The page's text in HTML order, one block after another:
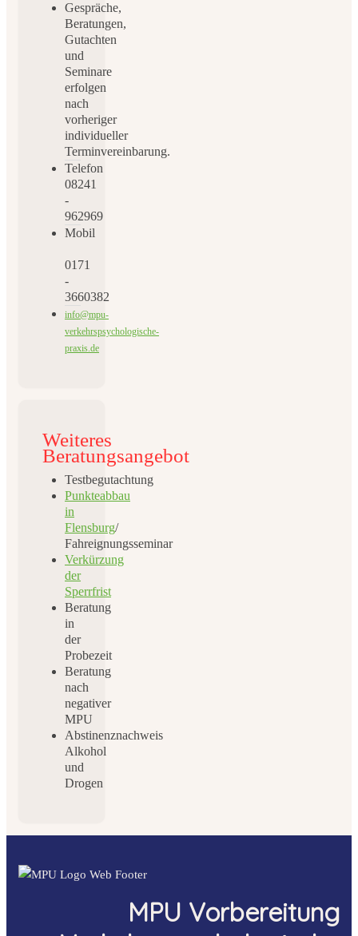
Gespräche,
Beratungen,
Gutachten
und
Seminare
erfolgen
nach
vorheriger
individueller
Terminvereinbarung.
Telefon
08241
-
962969
Mobil
0171
-
3660382
info@mpu-
verkehrspsychologische-
praxis.de
Weiteres
Beratungsangebot
Testbegutachtung
Punkteabbau
in
Flensburg/
Fahreignungsseminar
Verkürzung
der
Sperrfrist
Beratung
in
der
Probezeit
Beratung
nach
negativer
MPU
Abstinenznachweis
Alkohol
und
Drogen
MPU Vorbereitung